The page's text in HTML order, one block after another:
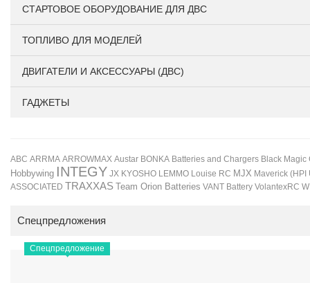
СТАРТОВОЕ ОБОРУДОВАНИЕ ДЛЯ ДВС
ТОПЛИВО ДЛЯ МОДЕЛЕЙ
ДВИГАТЕЛИ И АКСЕССУАРЫ (ДВС)
ГАДЖЕТЫ
ABC ARRMA ARROWMAX Austar BONKA Batteries and Chargers Black Magic
Hobbywing INTEGY JX KYOSHO LEMMO Louise RC MJX Maverick (HPI
ASSOCIATED TRAXXAS Team Orion Batteries VANT Battery VolantexRC
Спецпредложения
Спецпредложение